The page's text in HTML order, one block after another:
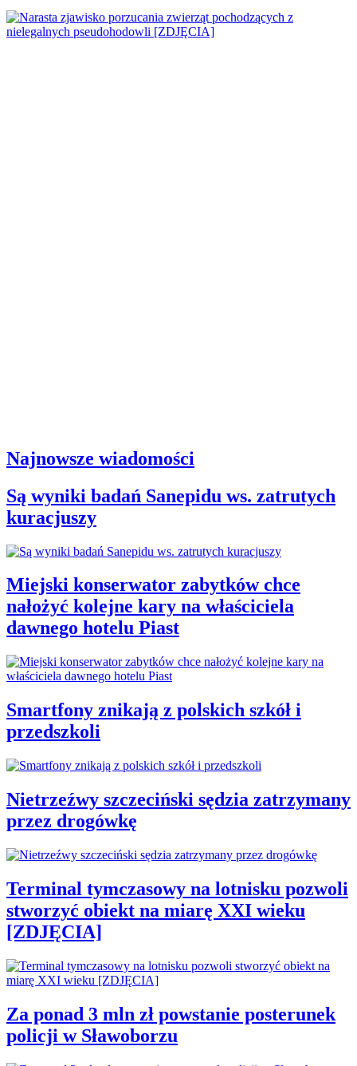
Najnowsze wiadomości
Są wyniki badań Sanepidu ws. zatrutych
kuracjuszy
Miejski konserwator zabytków chce
nałożyć kolejne kary na właściciela
dawnego hotelu Piast
Smartfony znikają z polskich szkół i
przedszkoli
Nietrzeźwy szczeciński sędzia zatrzymany
przez drogówkę
Terminal tymczasowy na lotnisku pozwoli
stworzyć obiekt na miarę XXI wieku
[ZDJĘCIA]
Za ponad 3 mln zł powstanie posterunek
policji w Sławoborzu